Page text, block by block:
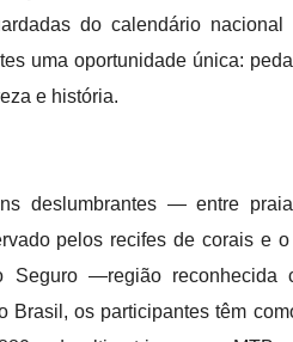
do calendário
uma oportunidade única:
e história.
deslumbrantes — entre
pelos recifes de corais e
Seguro —região reconhecida
Brasil, os participantes têm